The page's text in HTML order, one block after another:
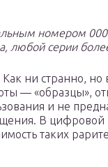
номером
любой серии
ни странно, но
— «образцы»,
и не
В цифровой
таких